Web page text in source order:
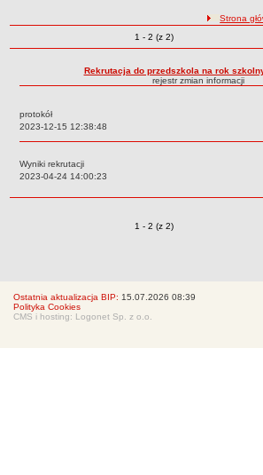
Dane teleadresowe
Dyrekcja
Zarządzenia
Uchwały Rady Pedagogicznej
Kontrole Zewnętrzne
Dokumenty wewnętrzne
Oświadczenie majątkowe
Aktualności
RODO
ścieżka
Strona
Zmiany o pozycjach
1 - 2 (z 2)
Rekrutacja do przedszkola na rok
rejestr zmian informacji
protokół
Data:
2023-12-15 12:38:48
Wyniki rekrutacji
Data:
2023-04-24 14:00:23
Zmiany o pozycjach
1 - 2 (z 2)
Ostatnia aktualizacja BIP: 15.07.2026 08:39
Polityka Cookies
CMS i hosting: Logonet Sp. z o.o.